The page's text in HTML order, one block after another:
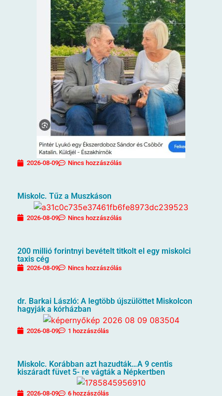
2026-08-09 Nincs hozzászólás
Miskolc. Tűz a Muszkáson
2026-08-09 Nincs hozzászólás
200 millió forintnyi bevételt titkolt el egy miskolci
taxis cég
2026-08-09 Nincs hozzászólás
dr. Barkai László: A legtöbb újszülöttet Miskolcon
hagyják a kórházban
2026-08-09 1 hozzászólás
Miskolc. Korábban azt hazudták…A 9 centis
kiszáradt füvet 5- re vágták a Népkertben
2026-08-09 6 hozzászólás